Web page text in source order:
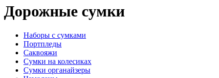
Дорожные сумки
Наборы с сумками
Портпледы
Саквояжи
Сумки на колесиках
Сумки органайзеры